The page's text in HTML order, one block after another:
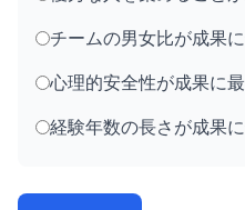
チームの男女比が成果
心理的安全性が成果に
経験年数の長さが成果